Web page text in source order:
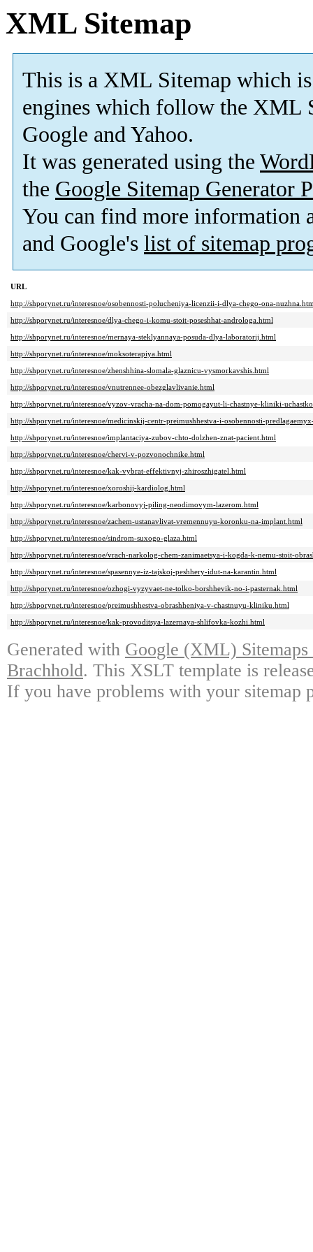
XML Sitemap
This is a XML Sitemap which is
engines which follow the XML
Google and Yahoo.
It was generated using the
the Google Sitemap Generator
You can find more information
and Google's list of sitemap
URL
http://shporynet.ru/interesnoe/osobennosti-polucheniya-licenzii-i-dlya-chego-ona-
http://shporynet.ru/interesnoe/dlya-chego-i-komu-stoit-poseshhat-androloga.html
http://shporynet.ru/interesnoe/mernaya-steklyannaya-posuda-dlya-laboratorij.html
http://shporynet.ru/interesnoe/moksoterapiya.html
http://shporynet.ru/interesnoe/zhenshhina-slomala-glaznicu-vysmorkavshis.html
http://shporynet.ru/interesnoe/vnutrennee-obezglavlivanie.html
http://shporynet.ru/interesnoe/vyzov-vracha-na-dom-pomogayut-li-chastnye-kliniki-
http://shporynet.ru/interesnoe/medicinskij-centr-preimushhestva-i-osobennosti-
http://shporynet.ru/interesnoe/implantaciya-zubov-chto-dolzhen-znat-pacient.html
http://shporynet.ru/interesnoe/chervi-v-pozvonochnike.html
http://shporynet.ru/interesnoe/kak-vybrat-effektivnyj-zhiroszhigatel.html
http://shporynet.ru/interesnoe/xoroshij-kardiolog.html
http://shporynet.ru/interesnoe/karbonovyj-piling-neodimovym-lazerom.html
http://shporynet.ru/interesnoe/zachem-ustanavlivat-vremennuyu-koronku-na-implant.html
http://shporynet.ru/interesnoe/sindrom-suxogo-glaza.html
http://shporynet.ru/interesnoe/vrach-narkolog-chem-zanimaetsya-i-kogda-k-nemu-stoit-
http://shporynet.ru/interesnoe/spasennye-iz-tajskoj-peshhery-idut-na-karantin.html
http://shporynet.ru/interesnoe/ozhogi-vyzyvaet-ne-tolko-borshhevik-no-i-pasternak.html
http://shporynet.ru/interesnoe/preimushhestva-obrashheniya-v-chastnuyu-kliniku.html
http://shporynet.ru/interesnoe/kak-provoditsya-lazernaya-shlifovka-kozhi.html
Generated with Google (XML)
Brachhold. This XSLT template is
If you have problems with your sitemap